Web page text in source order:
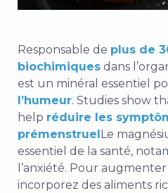
Responsable de plus de
biochimiques dans
est un minéral essentiel
l’humeur. Studies show
help réduire les
prémenstruel Le
essentiel de la santé,
l’anxiété. Pour
incorporez des aliments